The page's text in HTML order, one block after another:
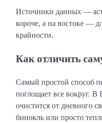
Источники данных —
короче, а на востоке —
крайности.
Как отличить
Самый простой способ
поглощает все вокруг.
очистится от дневного
бинокль или просто